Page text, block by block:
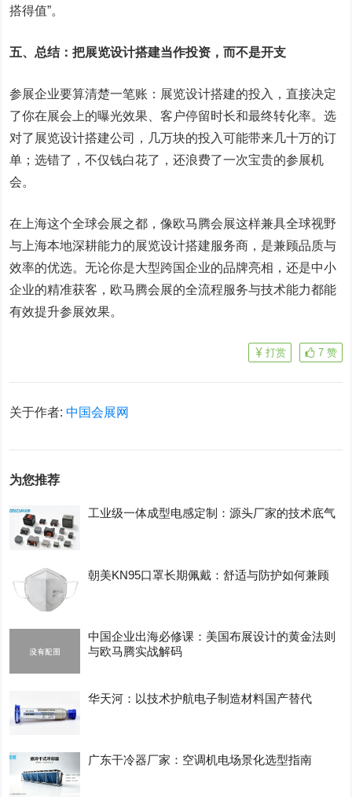
搭得值”。
五、总结：把展览设计搭建当作投资，而不是开支
参展企业要算清楚一笔账：展览设计搭建的投入，直接决定
了你在展会上的曝光效果、客户停留时长和最终转化率。选
对了展览设计搭建公司，几万块的投入可能带来几十万的订
单；选错了，不仅钱白花了，还浪费了一次宝贵的参展机
会。
在上海这个全球会展之都，像欧马腾会展这样兼具全球视野
与上海本地深耕能力的展览设计搭建服务商，是兼顾品质与
效率的优选。无论你是大型跨国企业的品牌亮相，还是中小
企业的精准获客，欧马腾会展的全流程服务与技术能力都能
有效提升参展效果。
7 赞
打赏
关于作者:中国会展网
为您推荐
工业级一体成型电感定制：源头厂家的技术底气
朝美KN95口罩长期佩戴：舒适与防护如何兼顾
中国企业出海必修课：美国布展设计的黄金法则
与欧马腾实战解码
华天河：以技术护航电子制造材料国产替代
广东干冷器厂家：空调机电场景化选型指南